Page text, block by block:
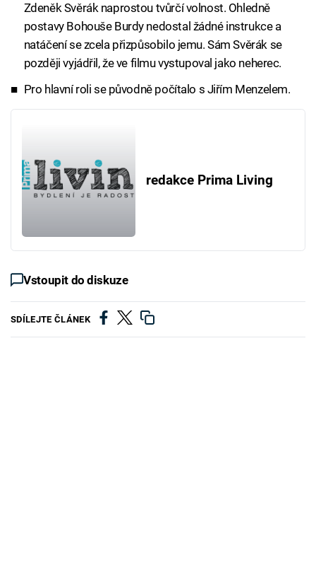
Zdeněk Svěrák naprostou tvůrčí volnost. Ohledně
postavy Bohouše Burdy nedostal žádné instrukce a
natáčení se zcela přizpůsobilo jemu. Sám Svěrák se
později vyjádřil, že ve filmu vystupoval jako neherec.
Pro hlavní roli se původně počítalo s Jiřím Menzelem.
redakce Prima Living
Vstoupit do diskuze
SDÍLEJTE ČLÁNEK